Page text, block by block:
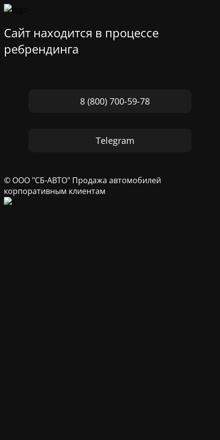
Сайт находится в процессе
ребрендинга
8 (800) 700-59-78
Telegram
© ООО "СБ-АВТО" Продажа автомобилей
корпоративным клиентам